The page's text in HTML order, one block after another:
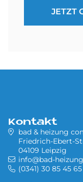
JETZT
Kontakt
bad & heizung
Friedrich-Ebert-
04109 Leipzig
info@bad-
(0341) 30 85 45 65